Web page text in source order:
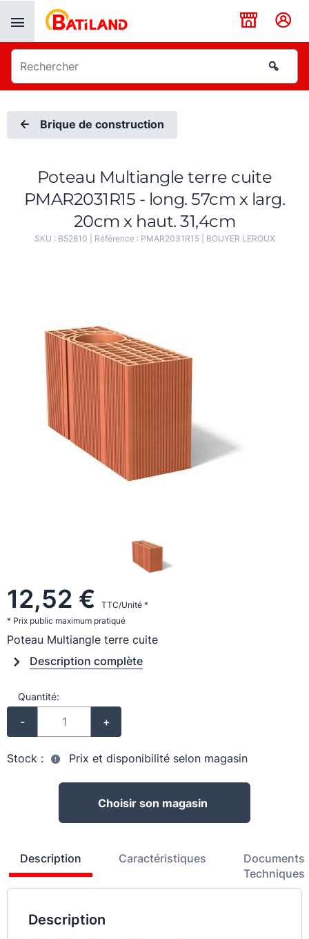
Brique de construction
Poteau Multiangle terre cuite
PMAR2031R15 - long. 57cm x larg.
20cm x haut. 31,4cm
SKU : B52810 | Référence : PMAR2031R15| BOUYER LEROUX
12,52 €
TTC/Unité *
* Prix public maximum pratiqué
Poteau Multiangle terre cuite
Description complète
Quantité:
- +
Stock : Prix et disponibilité selon magasin
Choisir son magasin
Description Caractéristiques
Documents
Techniques
Description
Panneau de gestion des cookies